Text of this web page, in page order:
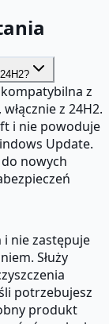
z
z 24H2.
i nie powoduje
Update.
nowych
nie zastępuje
Służy
potrzebujesz
produkt